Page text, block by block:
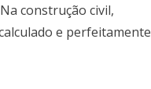
construção civil,
e perfeitamente